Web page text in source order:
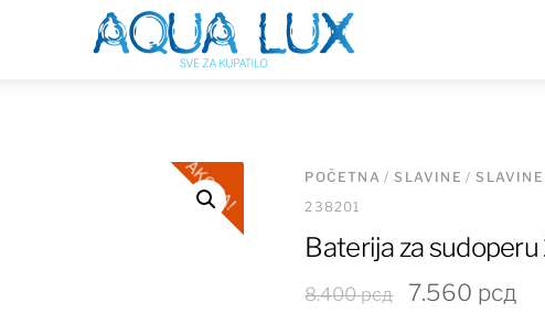
Menu
AKCIJA! POČETNA/SLAVINE /
238201
Baterija za
8.400рсд
Originalna
7.560 рсд